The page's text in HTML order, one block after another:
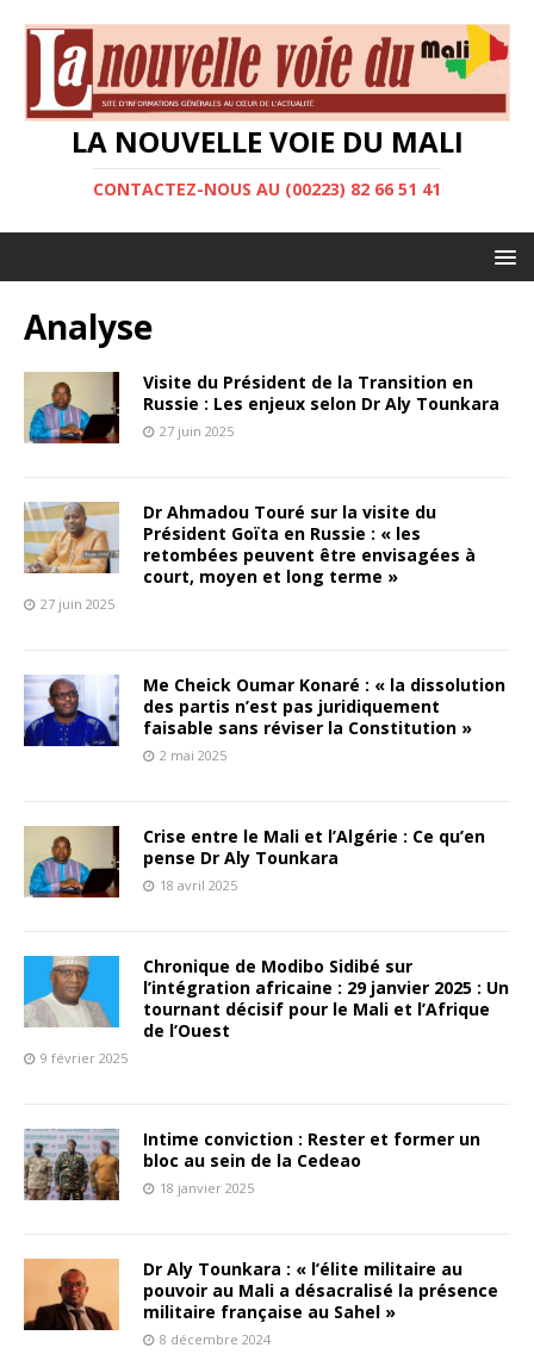
LA NOUVELLE VOIE DU MALI
CONTACTEZ-NOUS AU (00223) 82 66 51 41
Analyse
Visite du Président de la Transition en
Russie : Les enjeux selon Dr Aly Tounkara
27 juin 2025
Dr Ahmadou Touré sur la visite du
Président Goïta en Russie : « les
retombées peuvent être envisagées à
court, moyen et long terme »
27 juin 2025
Me Cheick Oumar Konaré : « la dissolution
des partis n’est pas juridiquement
faisable sans réviser la Constitution »
2 mai 2025
Crise entre le Mali et l’Algérie : Ce qu’en
pense Dr Aly Tounkara
18 avril 2025
Chronique de Modibo Sidibé sur
l’intégration africaine : 29 janvier 2025 : Un
tournant décisif pour le Mali et l’Afrique
de l’Ouest
9 février 2025
Intime conviction : Rester et former un
bloc au sein de la Cedeao
18 janvier 2025
Dr Aly Tounkara : « l’élite militaire au
pouvoir au Mali a désacralisé la présence
militaire française au Sahel »
8 décembre 2024